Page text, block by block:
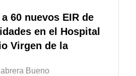
60 nuevos EIR de
en el Hospital
Virgen de la
Bueno